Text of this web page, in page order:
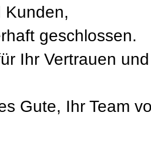
Kunden,
geschlossen.
Ihr Vertrauen
Gute, Ihr Team